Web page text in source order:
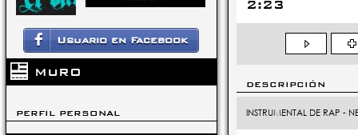
Usuario en Facebook
MURO
PERFIL PERSONAL
2:23
DESCRIPCIÓN
INSTRUMENTAL DE RAP -